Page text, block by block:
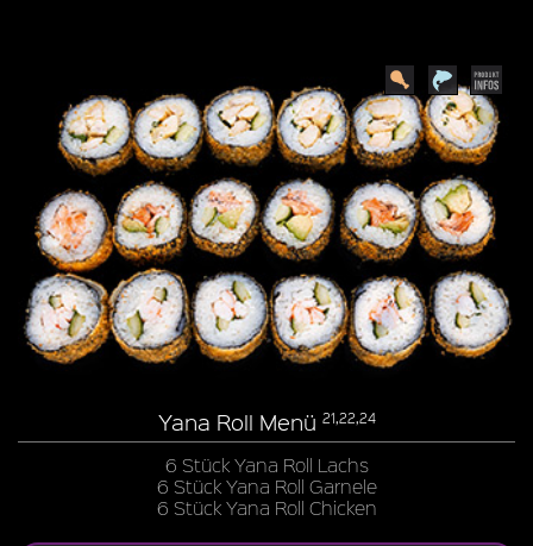
Yana Roll Menü 21,22,24
6 Stück Yana Roll Lachs
6 Stück Yana Roll Garnele
6 Stück Yana Roll Chicken